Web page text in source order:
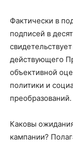
Фактически в
подписей в
действующего
объективной
политики и
преобразований.
Каковы
кампании?